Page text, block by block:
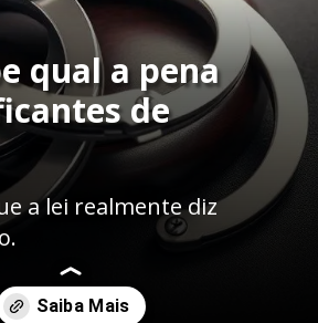
qual a pena
de
a lei realmente diz